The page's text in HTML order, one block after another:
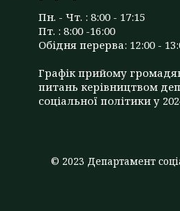
Пн. - Чт. : 8:00 - 17:15
Пт. : 8:00 -16:00
Обідня перерва: 12:00 -
Графік прийому
питань керівництвом
соціальної політики у
© 2023 Департамент